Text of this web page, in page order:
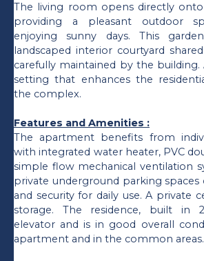
The living room opens directly
providing a pleasant outdoor
enjoying sunny days. This
landscaped interior courtyard
carefully maintained by the building.
setting that enhances the
the complex.
Features and Amenities :
The apartment benefits from
with integrated water heater, PVC
simple flow mechanical ventilation
private underground parking spaces
and security for daily use. A private
storage. The residence, built in
elevator and is in good overall
apartment and in the common areas.